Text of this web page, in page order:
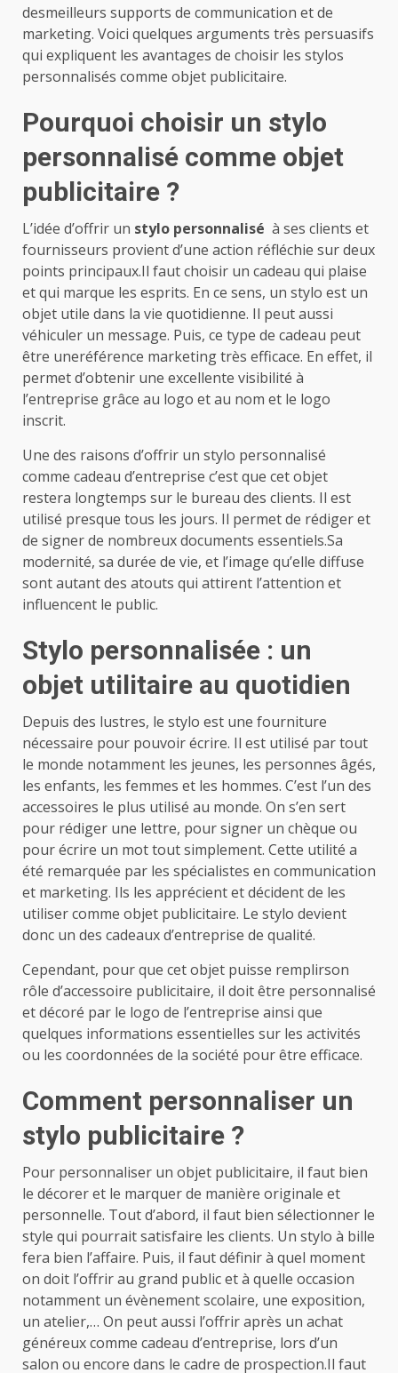
desmeilleurs supports de communication et de
marketing. Voici quelques arguments très persuasifs
qui expliquent les avantages de choisir les stylos
personnalisés comme objet publicitaire.
Pourquoi choisir un stylo
personnalisé comme objet
publicitaire ?
L’idée d’offrir un stylo personnalisé à ses clients et
fournisseurs provient d’une action réfléchie sur deux
points principaux.Il faut choisir un cadeau qui plaise
et qui marque les esprits. En ce sens, un stylo est un
objet utile dans la vie quotidienne. Il peut aussi
véhiculer un message. Puis, ce type de cadeau peut
être uneréférence marketing très efficace. En effet, il
permet d’obtenir une excellente visibilité à
l’entreprise grâce au logo et au nom et le logo
inscrit.
Une des raisons d’offrir un stylo personnalisé
comme cadeau d’entreprise c’est que cet objet
restera longtemps sur le bureau des clients. Il est
utilisé presque tous les jours. Il permet de rédiger et
de signer de nombreux documents essentiels.Sa
modernité, sa durée de vie, et l’image qu’elle diffuse
sont autant des atouts qui attirent l’attention et
influencent le public.
Stylo personnalisée : un
objet utilitaire au quotidien
Depuis des lustres, le stylo est une fourniture
nécessaire pour pouvoir écrire. Il est utilisé par tout
le monde notamment les jeunes, les personnes âgés,
les enfants, les femmes et les hommes. C’est l’un des
accessoires le plus utilisé au monde. On s’en sert
pour rédiger une lettre, pour signer un chèque ou
pour écrire un mot tout simplement. Cette utilité a
été remarquée par les spécialistes en communication
et marketing. Ils les apprécient et décident de les
utiliser comme objet publicitaire. Le stylo devient
donc un des cadeaux d’entreprise de qualité.
Cependant, pour que cet objet puisse remplirson
rôle d’accessoire publicitaire, il doit être personnalisé
et décoré par le logo de l’entreprise ainsi que
quelques informations essentielles sur les activités
ou les coordonnées de la société pour être efficace.
Comment personnaliser un
stylo publicitaire ?
Pour personnaliser un objet publicitaire, il faut bien
le décorer et le marquer de manière originale et
personnelle. Tout d’abord, il faut bien sélectionner le
style qui pourrait satisfaire les clients. Un stylo à bille
fera bien l’affaire. Puis, il faut définir à quel moment
on doit l’offrir au grand public et à quelle occasion
notamment un évènement scolaire, une exposition,
un atelier,… On peut aussi l’offrir après un achat
généreux comme cadeau d’entreprise, lors d’un
salon ou encore dans le cadre de prospection.Il faut